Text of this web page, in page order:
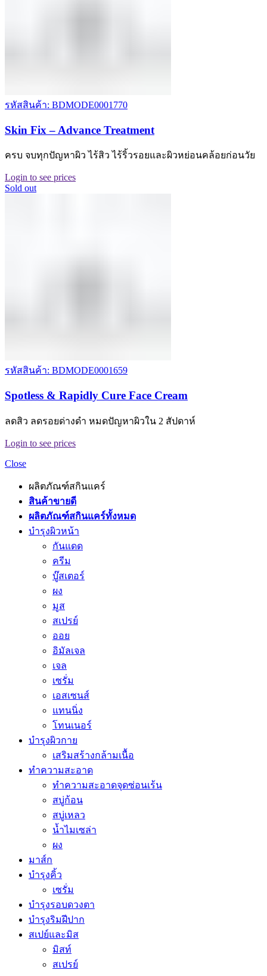
รหัสสินค้า: BDMODE0001770
Skin Fix – Advance Treatment
ครบ จบทุกปัญหาผิว ไร้สิว ไร้ริ้วรอยและผิวหย่อนคล้อยก่อนวัย
Login to see prices
Sold out
รหัสสินค้า: BDMODE0001659
Spotless & Rapidly Cure Face Cream
ลดสิว ลดรอยด่างดำ หมดปัญหาผิวใน 2 สัปดาห์
Login to see prices
Close
ผลิตภัณฑ์สกินแคร์
สินค้าขายดี
ผลิตภัณฑ์สกินแคร์ทั้งหมด
บำรุงผิวหน้า
กันแดด
ครีม
บู๊สเตอร์
ผง
มูส
สเปรย์
ออย
อิมัลเจล
เจล
เซรั่ม
เอสเซนส์
แทนนิ่ง
โทนเนอร์
บำรุงผิวกาย
เสริมสร้างกล้ามเนื้อ
ทำความสะอาด
ทำความสะอาดจุดซ่อนเร้น
สบู่ก้อน
สบู่เหลว
น้ำไมเซล่า
ผง
มาส์ก
บำรุงคิ้ว
เซรั่ม
บำรุงรอบดวงตา
บำรุงริมฝีปาก
สเปย์และมิส
มิสท์
สเปรย์